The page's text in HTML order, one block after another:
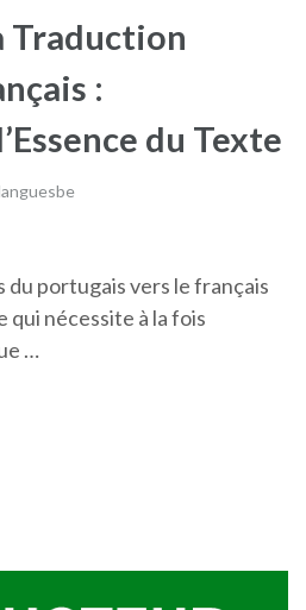
Traduction
:
du Texte
portugais vers le français
qui nécessite à la fois
…